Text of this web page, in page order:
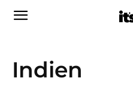
Indien